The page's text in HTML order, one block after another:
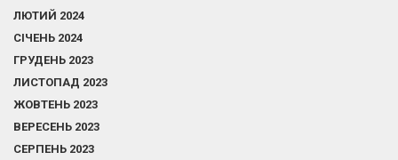
ЛЮТИЙ 2024
СІЧЕНЬ 2024
ГРУДЕНЬ 2023
ЛИСТОПАД 2023
ЖОВТЕНЬ 2023
ВЕРЕСЕНЬ 2023
СЕРПЕНЬ 2023